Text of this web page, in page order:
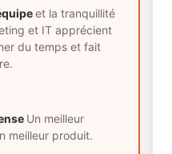
et la tranquillité
et IT apprécient
du temps et fait
Un meilleur
meilleur produit.